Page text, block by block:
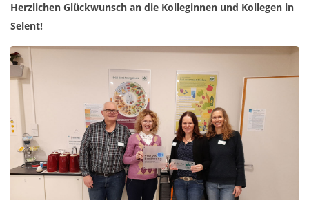
Herzlichen Glückwunsch an die Kolleginnen und Kollegen in
Selent!